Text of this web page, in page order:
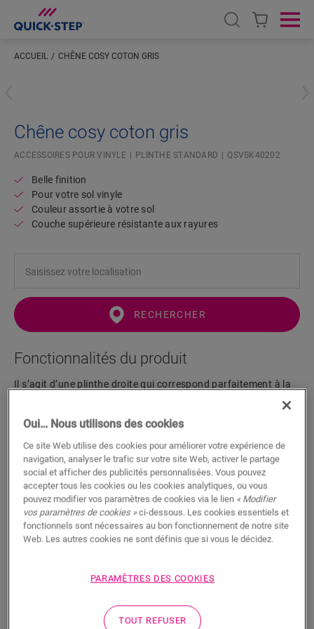
Open search
ACCUEIL CHÊNE COSY COTON GRIS
Chêne cosy coton gris
ACCESSOIRES POUR VINYLE PLINTHE STANDARD QSVSK40202
Belle finition
Pour votre sol vinyle
Couleur assortie à votre sol
Couche supérieure résistante aux rayures
RECHERCHER
Fonctionnalités du produit
Il s’agit d’une plinthe droite qui correspond parfaitement à la
couleur de votre sol. La plinthe est facile à poser avec la colle
suggérons de l'associer à la bande de mousse, l’Hydrokit et
l’Hydrostrip. La plinthe est également disponible en version à
peindre blanche (QSSKPAINT).
Dimensions
Un fini étanche en 5 étapes faciles
Oui… Nous utilisons des cookies
Ce site Web utilise des cookies pour améliorer votre expérience de
navigation, analyser le trafic sur votre site Web, activer le partage
social et afficher des publicités personnalisées. Vous pouvez
accepter tous les cookies ou les cookies analytiques, ou vous
pouvez modifier vos paramètres de cookies via le lien « Modifier
vos paramètres de cookies »ci-dessous. Les cookies essentiels et
fonctionnels sont nécessaires au bon fonctionnement de notre site
Web. Les autres cookies ne sont définis que si vous le décidez.
PARAMÈTRES DES COOKIES
TOUT REFUSER